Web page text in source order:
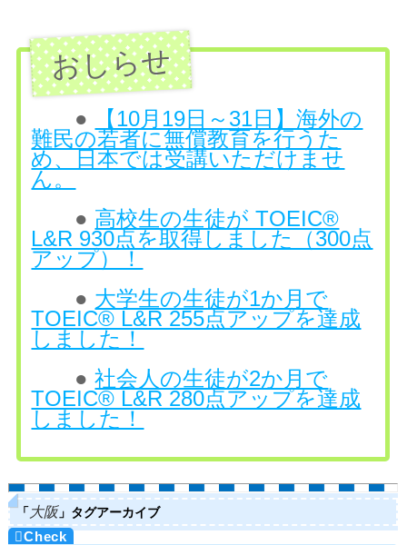
●
【10月19日～31日】海外の
難民の若者に無償教育を行うた
め、日本では受講いただけませ
ん。
● 高校生の生徒が TOEIC®
L&R 930点を取得しました（300点
アップ）！
● 大学生の生徒が1か月で
TOEIC® L&R 255点アップを達成
しました！
●社会人の生徒が2か月で
TOEIC® L&R 280点アップを達成
しました！
「大阪」タグアーカイブ